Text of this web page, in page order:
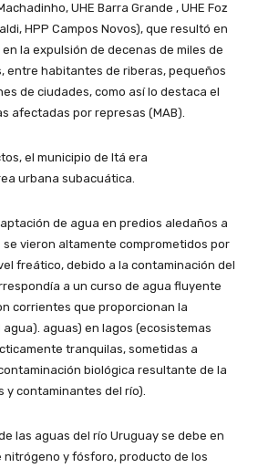
UHE Barra Grande , UHE Foz
HPP Campos Novos), que resultó en
la expulsión de decenas de miles de
entre habitantes de riberas, pequeños
de ciudades, como así lo destaca el
afectadas por represas (MAB).
el municipio de Itá era
urbana subacuática.
de agua en predios aledaños a
vieron altamente comprometidos por
freático, debido a la contaminación del
a un curso de agua fluyente
corrientes que proporcionan la
aguas) en lagos (ecosistemas
tranquilas, sometidas a
biológica resultante de la
y contaminantes del río).
las aguas del río Uruguay se debe en
nitrógeno y fósforo, producto de los